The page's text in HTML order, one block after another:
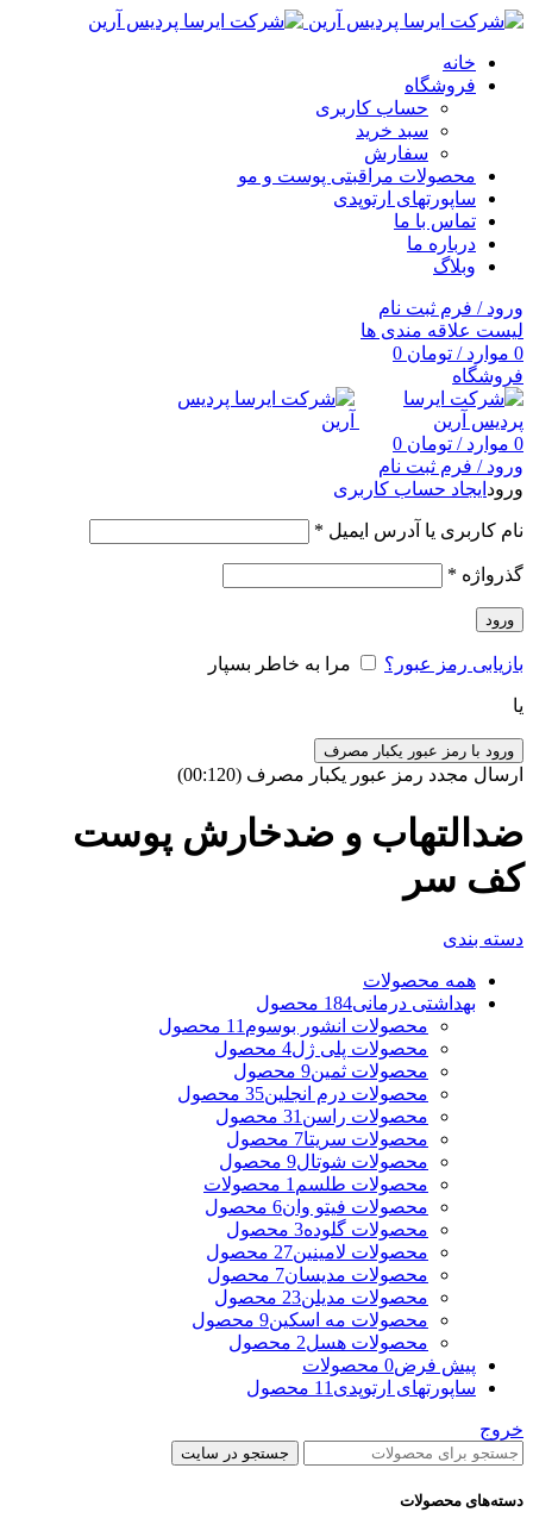
خانه
فروشگاه
حساب کاربری
سبد خرید
سفارش
محصولات مراقبتی پوست و مو
ساپورتهای ارتوپدی
تماس با ما
درباره ما
وبلاگ
ورود / فرم ثبت نام
لیست علاقه مندی ها
0 موارد / تومان
فروشگاه
0 موارد / تومان
ورود / فرم ثبت نام
ورود ایجاد حساب کاربری
نام کاربری یا آدرس ایمیل *
گذرواژه *
ورود
بازیابی رمز عبور؟ مرا به خاطر بسپار
یا
ورود با رمز عبور یکبار مصرف
ارسال مجدد رمز عبور یکبار مصرف (00:
120
)
ضدالتهاب و ضدخارش پوست
کف سر
دسته بندی
همه محصولات
بهداشتی درمانی184 محصول
محصولات انشور بوسوم 11 محصول
محصولات پلی ژل4 محصول
محصولات ثمین9 محصول
محصولات درم انجلین35 محصول
محصولات راسن 31 محصول
محصولات سریتا7 محصول
محصولات شوتال9 محصول
محصولات طلسم 1 محصولات
محصولات فیتو وان6 محصول
محصولات گلوده3 محصول
محصولات لامینین27 محصول
محصولات مدیسان7 محصول
محصولات مدیلن23 محصول
محصولات مه اسکین9 محصول
محصولات هسل2 محصول
پیش فرض0 محصولات
ساپورتهای ارتوپدی 11 محصول
خروج
جستجو در سایت
دسته‌های محصولات